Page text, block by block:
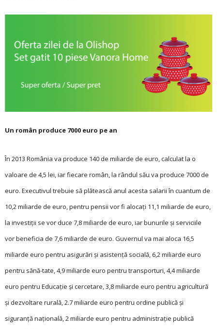
Un român produce 7000 euro pe an
În 2013 România va produce 140 de miliarde de euro, calculat la o
valoare de 4,5 lei, iar fiecare român, la rândul său va produce 7000 de
euro. Executivul trebuie să plătească anul acesta salarii în cuantum de
10,2 miliarde de euro, pentru pensii vor fi alocați 11,1 miliarde de euro,
la investiții se vor duce 7,8 miliarde de euro, iar bunurile și serviciile
vor beneficia de 7,6 miliarde de euro. Guvernul va mai aloca 16,5
miliarde euro pentru asigurări şi asistenţă socială, 6,2 miliarde euro
pentru sănă-tate, 4,9 miliarde euro pentru transporturi, 4,4 miliarde
euro pentru Educaţie şi cercetare, 3,8 miliarde euro pentru agricultură
şi dezvoltare rurală, 2.7 miliarde euro pentru ordine publică şi
siguranţă na­țională, 2 miliarde euro pentru administraţie publică